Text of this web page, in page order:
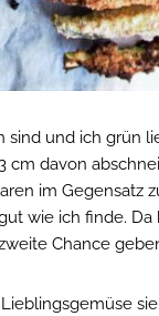
sind und ich grün
cm davon
im Gegensatz
wie ich finde. Da
Chance